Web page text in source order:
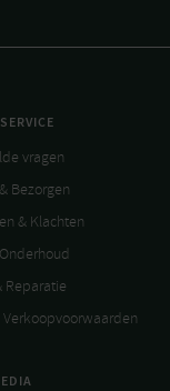
vragen
Bezorgen
& Klachten
Reparatie
Verkoopvoorwaarden